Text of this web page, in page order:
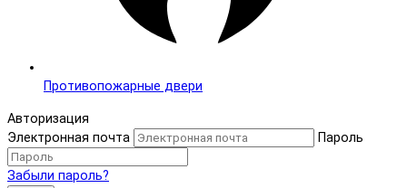
Противопожарные двери
Авторизация
Электронная почта
Пароль
Забыли пароль?